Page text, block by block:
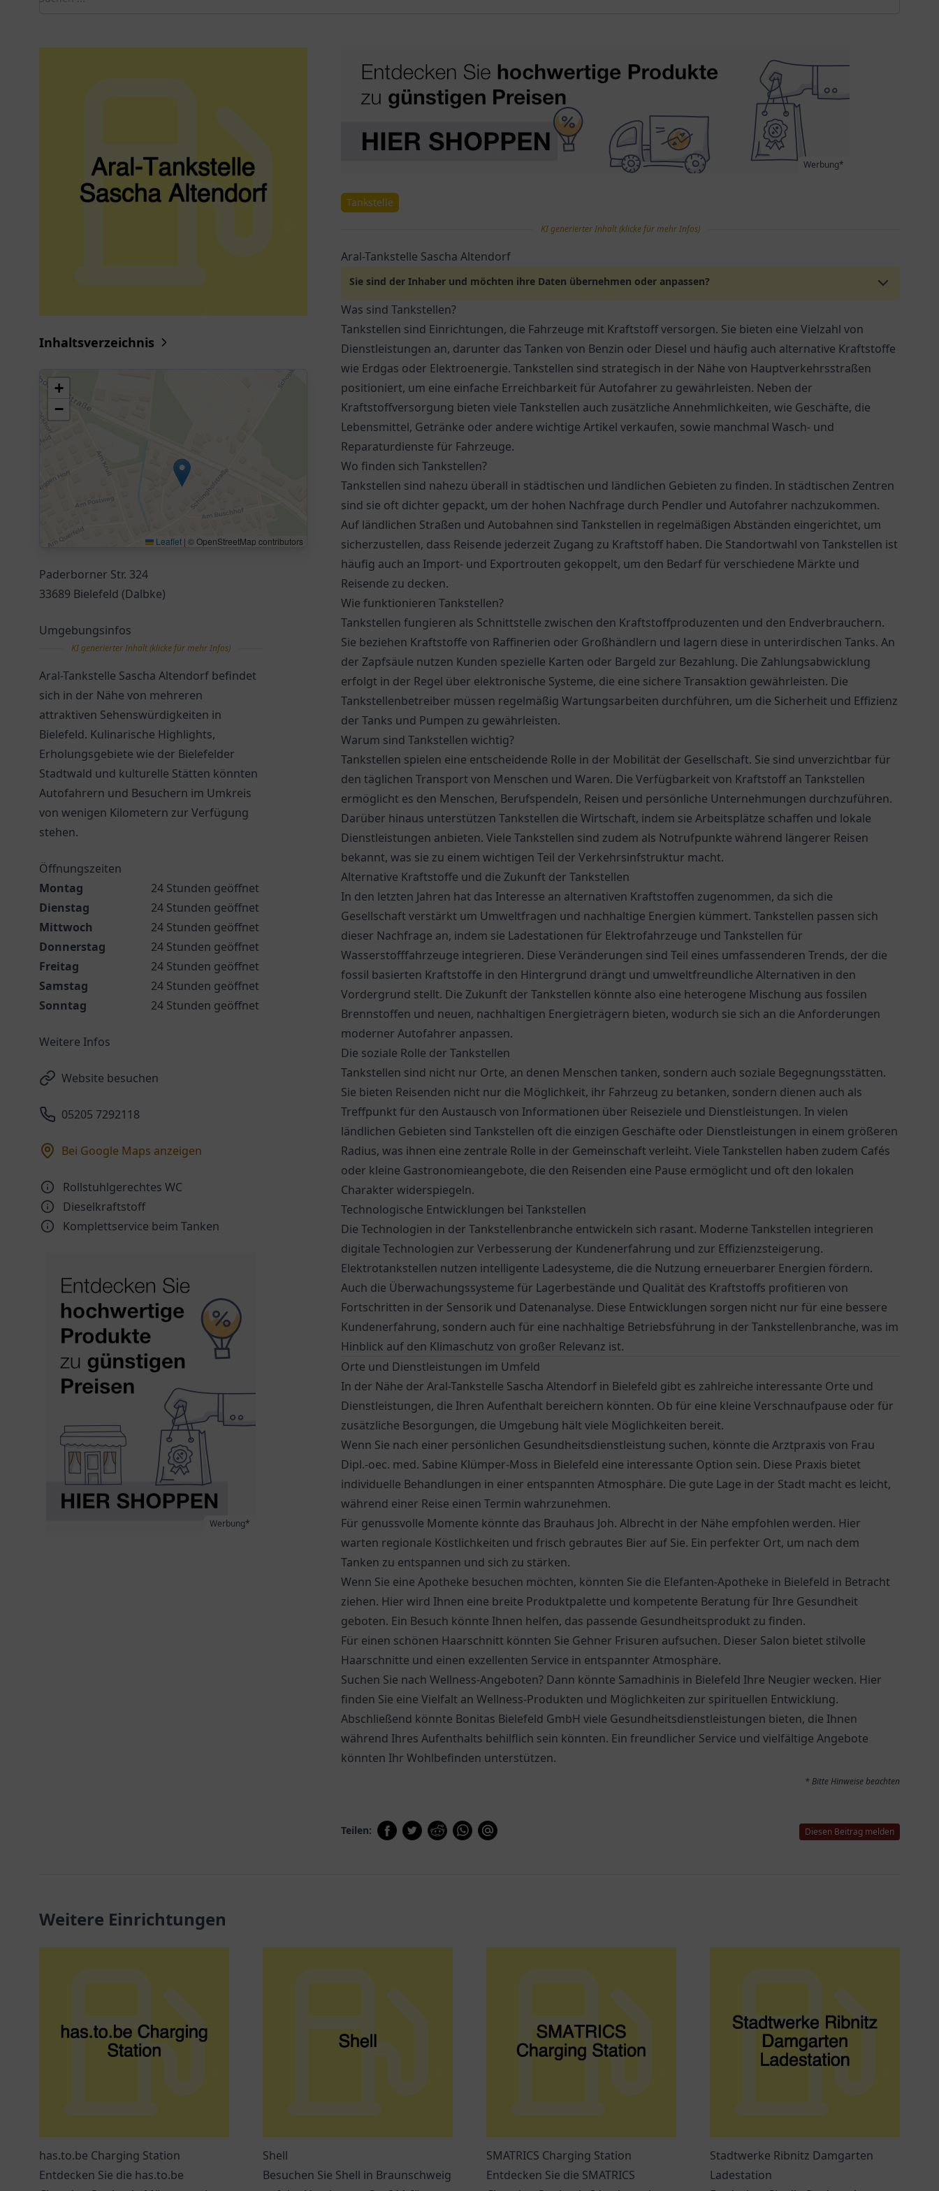
Inhaltsverzeichnis
+
−
Leaflet | © OpenStreetMap contributors
Paderborner Str. 324
33689 Bielefeld (Dalbke)
Umgebungsinfos
KI generierter Inhalt (klicke für mehr Infos)
Aral-Tankstelle Sascha Altendorf befindet
sich in der Nähe von mehreren
attraktiven Sehenswürdigkeiten in
Bielefeld. Kulinarische Highlights,
Erholungsgebiete wie der Bielefelder
Stadtwald und kulturelle Stätten könnten
Autofahrern und Besuchern im Umkreis
von wenigen Kilometern zur Verfügung
stehen.
Öffnungszeiten
Montag
24 Stunden geöffnet
Dienstag
24 Stunden geöffnet
Mittwoch
24 Stunden geöffnet
Donnerstag
24 Stunden geöffnet
Freitag
24 Stunden geöffnet
Samstag
24 Stunden geöffnet
Sonntag
24 Stunden geöffnet
Weitere Infos
Website besuchen
05205 7292118
Bei Google Maps anzeigen
Rollstuhlgerechtes WC
Dieselkraftstoff
Komplettservice beim Tanken
Werbung*
Werbung*
Tankstelle
KI generierter Inhalt (klicke für mehr Infos)
Aral-Tankstelle Sascha Altendorf
Sie sind der Inhaber und möchten ihre Daten übernehmen oder anpassen?
Was sind Tankstellen?
Tankstellen sind Einrichtungen, die Fahrzeuge mit Kraftstoff versorgen. Sie bieten eine Vielzahl von
Dienstleistungen an, darunter das Tanken von Benzin oder Diesel und häufig auch alternative Kraftstoffe
wie Erdgas oder Elektroenergie. Tankstellen sind strategisch in der Nähe von Hauptverkehrsstraßen
positioniert, um eine einfache Erreichbarkeit für Autofahrer zu gewährleisten. Neben der
Kraftstoffversorgung bieten viele Tankstellen auch zusätzliche Annehmlichkeiten, wie Geschäfte, die
Lebensmittel, Getränke oder andere wichtige Artikel verkaufen, sowie manchmal Wasch- und
Reparaturdienste für Fahrzeuge.
Wo finden sich Tankstellen?
Tankstellen sind nahezu überall in städtischen und ländlichen Gebieten zu finden. In städtischen Zentren
sind sie oft dichter gepackt, um der hohen Nachfrage durch Pendler und Autofahrer nachzukommen.
Auf ländlichen Straßen und Autobahnen sind Tankstellen in regelmäßigen Abständen eingerichtet, um
sicherzustellen, dass Reisende jederzeit Zugang zu Kraftstoff haben. Die Standortwahl von Tankstellen ist
häufig auch an Import- und Exportrouten gekoppelt, um den Bedarf für verschiedene Märkte und
Reisende zu decken.
Wie funktionieren Tankstellen?
Tankstellen fungieren als Schnittstelle zwischen den Kraftstoffproduzenten und den Endverbrauchern.
Sie beziehen Kraftstoffe von Raffinerien oder Großhändlern und lagern diese in unterirdischen Tanks. An
der Zapfsäule nutzen Kunden spezielle Karten oder Bargeld zur Bezahlung. Die Zahlungsabwicklung
erfolgt in der Regel über elektronische Systeme, die eine sichere Transaktion gewährleisten. Die
Tankstellenbetreiber müssen regelmäßig Wartungsarbeiten durchführen, um die Sicherheit und Effizienz
der Tanks und Pumpen zu gewährleisten.
Warum sind Tankstellen wichtig?
Tankstellen spielen eine entscheidende Rolle in der Mobilität der Gesellschaft. Sie sind unverzichtbar für
den täglichen Transport von Menschen und Waren. Die Verfügbarkeit von Kraftstoff an Tankstellen
ermöglicht es den Menschen, Berufspendeln, Reisen und persönliche Unternehmungen durchzuführen.
Darüber hinaus unterstützen Tankstellen die Wirtschaft, indem sie Arbeitsplätze schaffen und lokale
Dienstleistungen anbieten. Viele Tankstellen sind zudem als Notrufpunkte während längerer Reisen
bekannt, was sie zu einem wichtigen Teil der Verkehrsinfstruktur macht.
Alternative Kraftstoffe und die Zukunft der Tankstellen
In den letzten Jahren hat das Interesse an alternativen Kraftstoffen zugenommen, da sich die
Gesellschaft verstärkt um Umweltfragen und nachhaltige Energien kümmert. Tankstellen passen sich
dieser Nachfrage an, indem sie Ladestationen für Elektrofahrzeuge und Tankstellen für
Wasserstofffahrzeuge integrieren. Diese Veränderungen sind Teil eines umfassenderen Trends, der die
fossil basierten Kraftstoffe in den Hintergrund drängt und umweltfreundliche Alternativen in den
Vordergrund stellt. Die Zukunft der Tankstellen könnte also eine heterogene Mischung aus fossilen
Brennstoffen und neuen, nachhaltigen Energieträgern bieten, wodurch sie sich an die Anforderungen
moderner Autofahrer anpassen.
Die soziale Rolle der Tankstellen
Tankstellen sind nicht nur Orte, an denen Menschen tanken, sondern auch soziale Begegnungsstätten.
Sie bieten Reisenden nicht nur die Möglichkeit, ihr Fahrzeug zu betanken, sondern dienen auch als
Treffpunkt für den Austausch von Informationen über Reiseziele und Dienstleistungen. In vielen
ländlichen Gebieten sind Tankstellen oft die einzigen Geschäfte oder Dienstleistungen in einem größeren
Radius, was ihnen eine zentrale Rolle in der Gemeinschaft verleiht. Viele Tankstellen haben zudem Cafés
oder kleine Gastronomieangebote, die den Reisenden eine Pause ermöglicht und oft den lokalen
Charakter widerspiegeln.
Technologische Entwicklungen bei Tankstellen
Die Technologien in der Tankstellenbranche entwickeln sich rasant. Moderne Tankstellen integrieren
digitale Technologien zur Verbesserung der Kundenerfahrung und zur Effizienzsteigerung.
Elektrotankstellen nutzen intelligente Ladesysteme, die die Nutzung erneuerbarer Energien fördern.
Auch die Überwachungssysteme für Lagerbestände und Qualität des Kraftstoffs profitieren von
Fortschritten in der Sensorik und Datenanalyse. Diese Entwicklungen sorgen nicht nur für eine bessere
Kundenerfahrung, sondern auch für eine nachhaltige Betriebsführung in der Tankstellenbranche, was im
Hinblick auf den Klimaschutz von großer Relevanz ist.
Orte und Dienstleistungen im Umfeld
In der Nähe der Aral-Tankstelle Sascha Altendorf in Bielefeld gibt es zahlreiche interessante Orte und
Dienstleistungen, die Ihren Aufenthalt bereichern könnten. Ob für eine kleine Verschnaufpause oder für
zusätzliche Besorgungen, die Umgebung hält viele Möglichkeiten bereit.
Wenn Sie nach einer persönlichen Gesundheitsdienstleistung suchen, könnte die Arztpraxis von Frau
Dipl.-oec. med. Sabine Klümper-Moss in Bielefeld eine interessante Option sein. Diese Praxis bietet
individuelle Behandlungen in einer entspannten Atmosphäre. Die gute Lage in der Stadt macht es leicht,
während einer Reise einen Termin wahrzunehmen.
Für genussvolle Momente könnte das Brauhaus Joh. Albrecht in der Nähe empfohlen werden. Hier
warten regionale Köstlichkeiten und frisch gebrautes Bier auf Sie. Ein perfekter Ort, um nach dem
Tanken zu entspannen und sich zu stärken.
Wenn Sie eine Apotheke besuchen möchten, könnten Sie die Elefanten-Apotheke in Bielefeld in Betracht
ziehen. Hier wird Ihnen eine breite Produktpalette und kompetente Beratung für Ihre Gesundheit
geboten. Ein Besuch könnte Ihnen helfen, das passende Gesundheitsprodukt zu finden.
Für einen schönen Haarschnitt könnten Sie Gehner Frisuren aufsuchen. Dieser Salon bietet stilvolle
Haarschnitte und einen exzellenten Service in entspannter Atmosphäre.
Suchen Sie nach Wellness-Angeboten? Dann könnte Samadhinis in Bielefeld Ihre Neugier wecken. Hier
finden Sie eine Vielfalt an Wellness-Produkten und Möglichkeiten zur spirituellen Entwicklung.
Abschließend könnte Bonitas Bielefeld GmbH viele Gesundheitsdienstleistungen bieten, die Ihnen
während Ihres Aufenthalts behilflich sein könnten. Ein freundlicher Service und vielfältige Angebote
könnten Ihr Wohlbefinden unterstützen.
* Bitte Hinweise beachten
Teilen: Diesen Beitrag melden
Weitere Einrichtungen
has.to.be Charging Station
Entdecken Sie die has.to.be
Shell
Besuchen Sie Shell in Braunschweig
SMATRICS Charging Station
Entdecken Sie die SMATRICS
Stadtwerke Ribnitz Damgarten
Ladestation